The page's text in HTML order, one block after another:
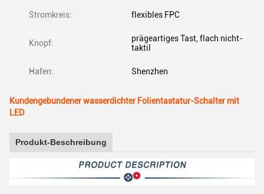
Stromkreis: flexibles FPC
Knopf:
prägeartiges Tast, flach nicht-
taktil
Hafen: Shenzhen
Kundengebundener wasserdichter Folientastatur-Schalter mit
LED
Produkt-Beschreibung